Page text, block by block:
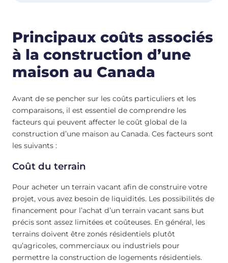
Principaux coûts associés
à la construction d’une
maison au Canada
Avant de se pencher sur les coûts particuliers et les
comparaisons, il est essentiel de comprendre les
facteurs qui peuvent affecter le coût global de la
construction d’une maison au Canada. Ces facteurs sont
les suivants :
Coût du terrain
Pour acheter un terrain vacant afin de construire votre
projet, vous avez besoin de liquidités. Les possibilités de
financement pour l’achat d’un terrain vacant sans but
précis sont assez limitées et coûteuses. En général, les
terrains doivent être zonés résidentiels plutôt
qu’agricoles, commerciaux ou industriels pour
permettre la construction de logements résidentiels.